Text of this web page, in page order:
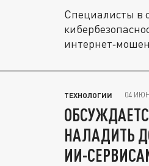
Специалисты в
ТЕХНОЛОГИИ 04
НАЛАДИТЬ
ИИ-